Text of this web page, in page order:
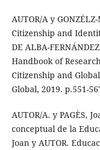
AUTOR/A y
Citizenship and
DE ALBA-
Handbook of
Citizenship and
Global, 2019. p.551-
AUTOR/A. y PAGÈS,
conceptual de la
Joan y AUTOR.